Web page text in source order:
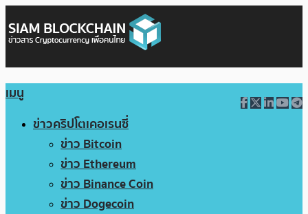
เมนู
ข่าวคริปโตเคอเรนซี่
ข่าว Bitcoin
ข่าว Ethereum
ข่าว Binance Coin
ข่าว Dogecoin